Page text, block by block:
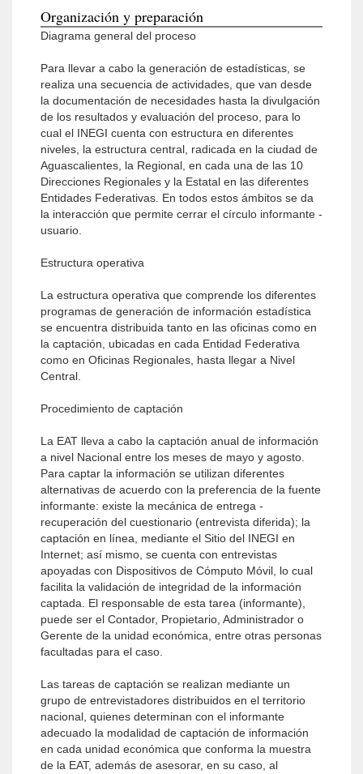
Organización y preparación
Diagrama general del proceso
Para llevar a cabo la generación de estadísticas, se
realiza una secuencia de actividades, que van desde
la documentación de necesidades hasta la divulgación
de los resultados y evaluación del proceso, para lo
cual el INEGI cuenta con estructura en diferentes
niveles, la estructura central, radicada en la ciudad de
Aguascalientes, la Regional, en cada una de las 10
Direcciones Regionales y la Estatal en las diferentes
Entidades Federativas. En todos estos ámbitos se da
la interacción que permite cerrar el círculo informante -
usuario.
Estructura operativa
La estructura operativa que comprende los diferentes
programas de generación de información estadística
se encuentra distribuida tanto en las oficinas como en
la captación, ubicadas en cada Entidad Federativa
como en Oficinas Regionales, hasta llegar a Nivel
Central.
Procedimiento de captación
La EAT lleva a cabo la captación anual de información
a nivel Nacional entre los meses de mayo y agosto.
Para captar la información se utilizan diferentes
alternativas de acuerdo con la preferencia de la fuente
informante: existe la mecánica de entrega -
recuperación del cuestionario (entrevista diferida); la
captación en línea, mediante el Sitio del INEGI en
Internet; así mismo, se cuenta con entrevistas
apoyadas con Dispositivos de Cómputo Móvil, lo cual
facilita la validación de integridad de la información
captada. El responsable de esta tarea (informante),
puede ser el Contador, Propietario, Administrador o
Gerente de la unidad económica, entre otras personas
facultadas para el caso.
Las tareas de captación se realizan mediante un
grupo de entrevistadores distribuidos en el territorio
nacional, quienes determinan con el informante
adecuado la modalidad de captación de información
en cada unidad económica que conforma la muestra
de la EAT, además de asesorar, en su caso, al